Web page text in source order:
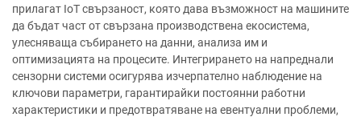
прилагат IoT свързаност, която дава възможност на машините
да бъдат част от свързана производствена екосистема,
улесняваща събирането на данни, анализа им и
оптимизацията на процесите. Интегрирането на напреднали
сензорни системи осигурява изчерпателно наблюдение на
ключови параметри, гарантирайки постоянни работни
характеристики и предотвратяване на евентуални проблеми,